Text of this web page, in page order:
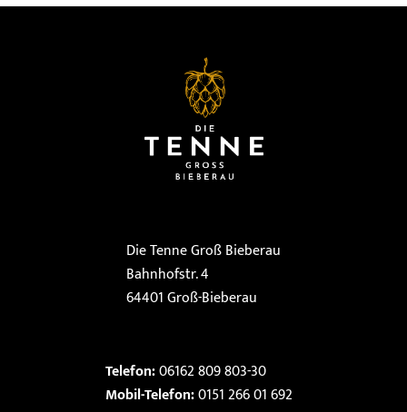
Die Tenne Groß Bieberau
Bahnhofstr. 4
64401 Groß-Bieberau
Telefon:06162 809 803-30
Mobil-Telefon:0151 266 01 692